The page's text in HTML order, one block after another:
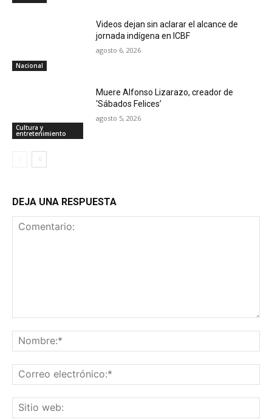
Nacional
Videos dejan sin aclarar el alcance de
jornada indígena en ICBF
agosto 6, 2026
Cultura y
entretenimiento
Muere Alfonso Lizarazo, creador de
‘Sábados Felices’
agosto 5, 2026
DEJA UNA RESPUESTA